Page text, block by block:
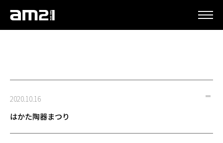
2020.10.16
はかた陶器まつり